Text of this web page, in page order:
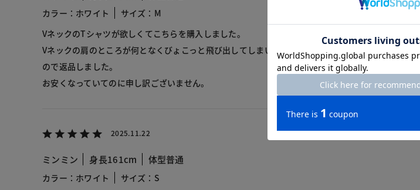
カラー：ホワイト
サイズ：M
VネックのTシャツが欲しくてこちらを購入しました。
Vネックの肩のところが何となくびょこっと飛び出してしまい、体に馴染みそうにない
ので返品しました。
お安くなっていてのに申し訳ございません。
2025.11.22
ミンミン 身長161cm 体型普通
カラー：ホワイト
サイズ：S